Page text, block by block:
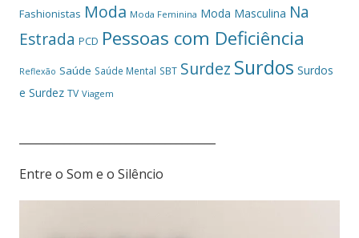
Fashionistas Moda Moda Feminina Moda Masculina Na
Estrada PCD Pessoas com Deficiência
Reflexão Saúde Saúde Mental SBT Surdez Surdos Surdos
e Surdez TV Viagem
Entre o Som e o Silêncio